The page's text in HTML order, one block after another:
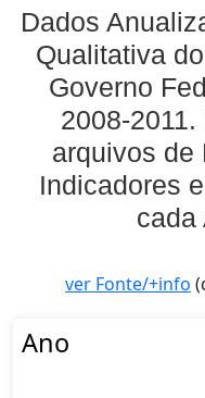
Dados
Qualitativa
Governo
2008-
arquivos de
Indicadores
cada
ver Fonte/+info
Ano